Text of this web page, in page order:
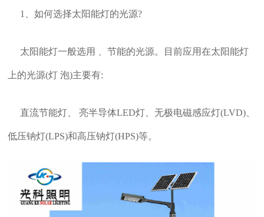
1、如何选择太阳能灯的光源?
太阳能灯一般选用 、节能的光源。目前应用在太阳能灯
上的光源(灯 泡)主要有:
直流节能灯、 亮半导体LED灯、无极电磁感应灯(LVD)、
低压钠灯(LPS)和高压钠灯(HPS)等。